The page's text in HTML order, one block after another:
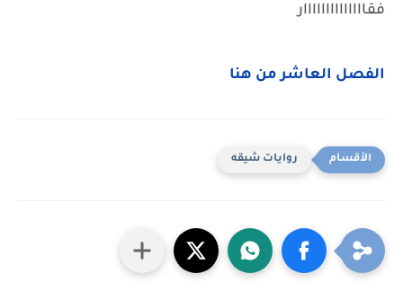
فقاااااااااااااار
الفصل العاشر من هنا
روايات شيقه